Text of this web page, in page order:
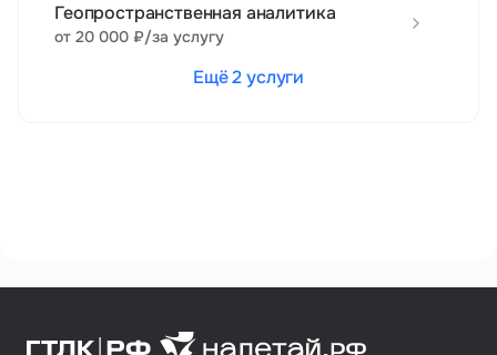
Геопространственная аналитика
от 20 000 ₽/за услугу
Ещё 2 услуги